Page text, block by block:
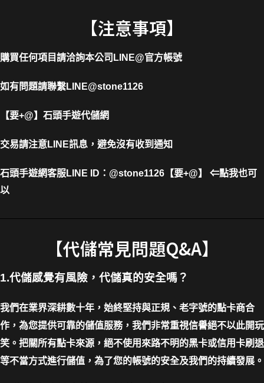
【注意事項】
購買任何項目請洽詢本公司 LINE@官方帳號
如有問題請聯繫LINE@stone1126
【要+@】 石頭手遊代儲網
交易請注意LINE訊息，避免沒有收到通知
石頭手遊網客服LINE ID ： @stone1126 【要+@】 ⇐點我也可
以
【代儲常見問題Q&A】
1.代儲感覺有風險，代儲真的安全嗎？
我們在業界深耕數十年，始終堅持與正規、老字號的點卡商合
作，為您提供可靠的儲值服務，我們非常重視信譽絕不以此開玩
笑。把關所有點卡來源，絕不使用來路不明的黑卡或信用卡刷退
等不當方式進行儲值，為了您的帳號的安全及我們的持續發展。